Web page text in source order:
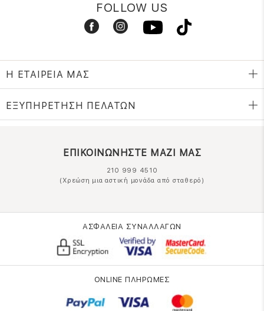
FOLLOW US
Η ΕΤΑΙΡΕΙΑ ΜΑΣ
ΕΞΥΠΗΡΕΤΗΣΗ ΠΕΛΑΤΩΝ
ΕΠΙΚΟΙΝΩΝΗΣΤΕ ΜΑΖΙ ΜΑΣ
210 999 4510
(Χρεώση μια αστική μονάδα από σταθερό)
ΑΣΦΑΛΕΙΑ ΣΥΝΑΛΛΑΓΩΝ
ONLINE ΠΛΗΡΩΜΕΣ